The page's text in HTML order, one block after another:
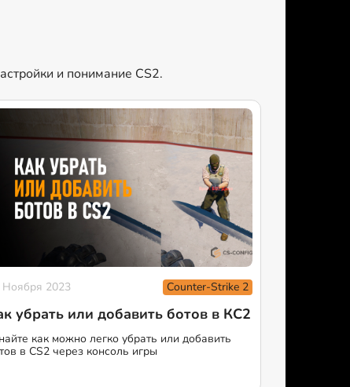
и понимание CS2.
Ноября 2023 Counter-Strike 2
убрать или добавить ботов в КС2
как можно легко убрать или добавить
в CS2 через консоль игры